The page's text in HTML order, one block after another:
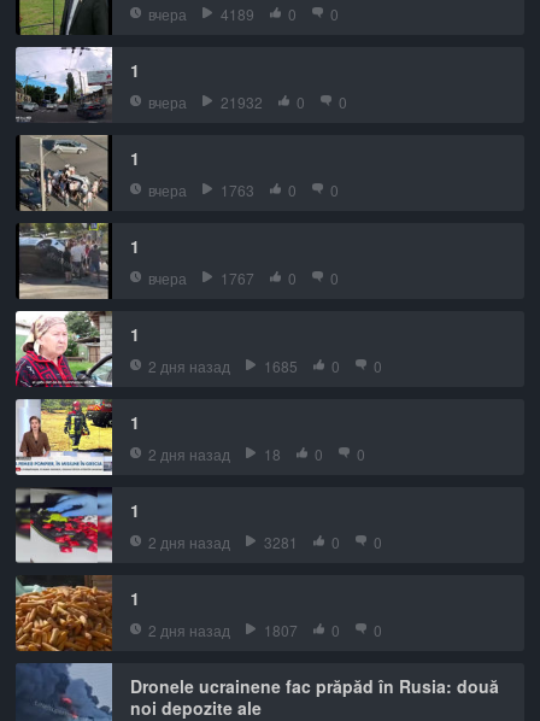
вчера 4189 0 0
1
вчера 21932 0 0
1
вчера 1763 0 0
1
вчера 1767 0 0
1
2 дня назад 1685 0 0
1
2 дня назад 18 0 0
1
2 дня назад 3281 0 0
1
2 дня назад 1807 0 0
Dronele ucrainene fac prăpăd în Rusia: două
noi depozite ale